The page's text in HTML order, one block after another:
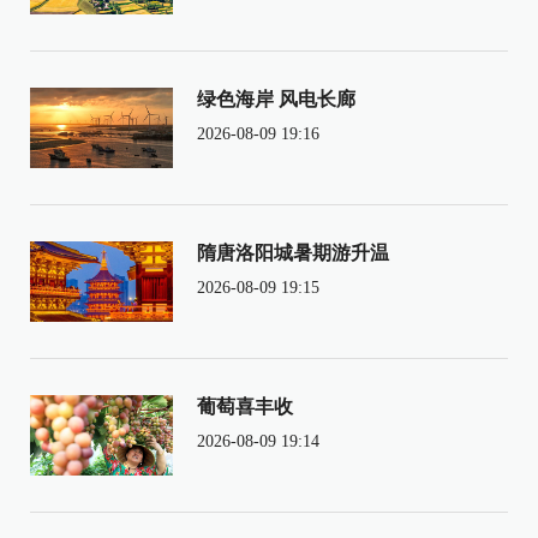
绿色海岸 风电长廊
2026-08-09 19:16
隋唐洛阳城暑期游升温
2026-08-09 19:15
葡萄喜丰收
2026-08-09 19:14